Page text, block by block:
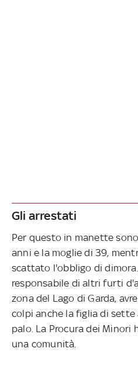
Gli arrestati
Per questo in manette
anni e la moglie di 39,
scattato l'obbligo di
responsabile di altri furti
zona del Lago di Garda,
colpi anche la figlia di
palo. La Procura dei Minori
una comunità.